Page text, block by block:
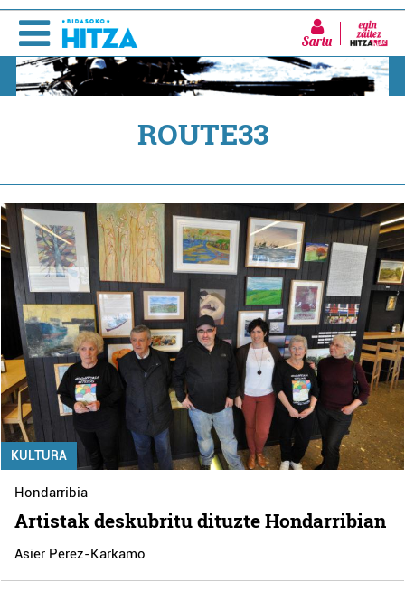
Sartu
ROUTE33
KULTURA
Hondarribia
Artistak deskubritu dituzte Hondarribian
Asier Perez-Karkamo